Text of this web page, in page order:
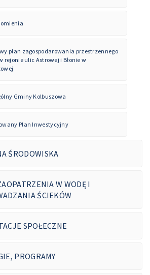
plan zagospodarowania przestrzennego
rejonie ulic Astrowej i Błonie w
Gminy Kolbuszowa
Plan Inwestycyjny
ŚRODOWISKA
W WODĘ I
ŚCIEKÓW
SPOŁECZNE
PROGRAMY